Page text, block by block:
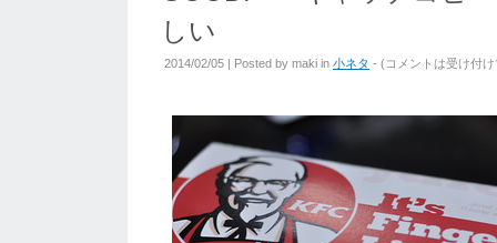
しい
2014/02/05 | Posted by maki in 小ネタ - (コメントは受け付